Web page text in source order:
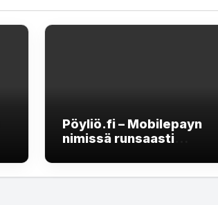
Pöyliö.fi – Mobilepayn
nimissä runsaasti